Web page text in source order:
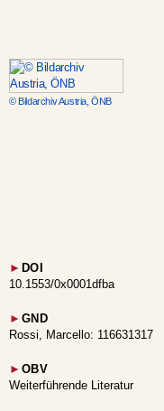
© Bildarchiv Austria, ÖNB
► DOI
10.1553/0x0001dfba
► GND
Rossi, Marcello: 116631317
► OBV
Weiterführende Literatur